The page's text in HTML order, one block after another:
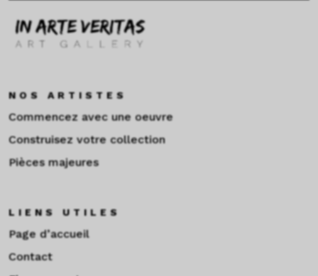
NOS ARTISTES
Commencez avec une oeuvre
Construisez votre collection
Pièces majeures
LIENS UTILES
Page d’accueil
Contact